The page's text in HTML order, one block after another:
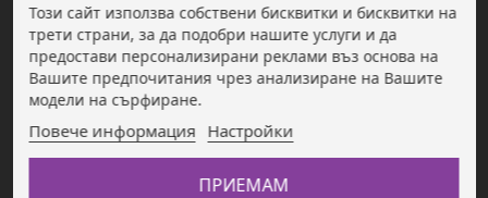
Подробности за продукта
Този сайт използва собствени бисквитки и бисквитки на
трети страни, за да подобри нашите услуги и да
предостави персонализирани реклами въз основа на
Вашите предпочитания чрез анализиране на Вашите
модели на сърфиране.
Повече информация Настройки
ПРИЕМАМ